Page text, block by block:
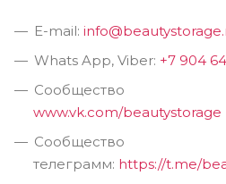
E-mail:
Whats App, Viber: +7 904
www.vk.com/beautystorage
Сообщество
телеграмм: https://t.me/